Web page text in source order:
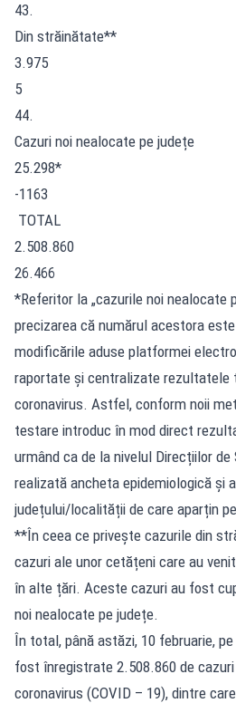
43.
Din străinătate**
3.975
5
44.
Cazuri noi nealocate pe județe
25.298*
-1163
TOTAL
2.508.860
26.466
*Referitor la „cazurile noi nealocate
precizarea că numărul acestora
modificările aduse platformei
raportate și centralizate rezultatele
coronavirus. Astfel, conform noii
testare introduc în mod direct
urmând ca de la nivelul Direcțiilor
realizată ancheta epidemiologică și
județului/localității de care aparțin
**În ceea ce privește cazurile din
cazuri ale unor cetățeni care au
în alte țări. Aceste cazuri au fost
noi nealocate pe județe.
În total, până astăzi, 10 februarie,
fost înregistrate 2.508.860 de
coronavirus (COVID – 19), dintre